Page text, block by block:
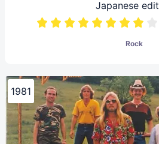
Japanese
Rock
1981